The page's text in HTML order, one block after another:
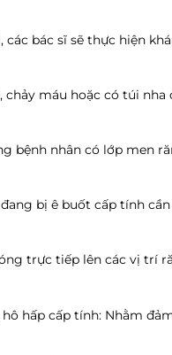
bác sĩ sẽ thực hiện
chảy máu hoặc có túi
bệnh nhân có lớp men
bị ê buốt cấp tính
trực tiếp lên các vị trí
hấp cấp tính: Nhằm